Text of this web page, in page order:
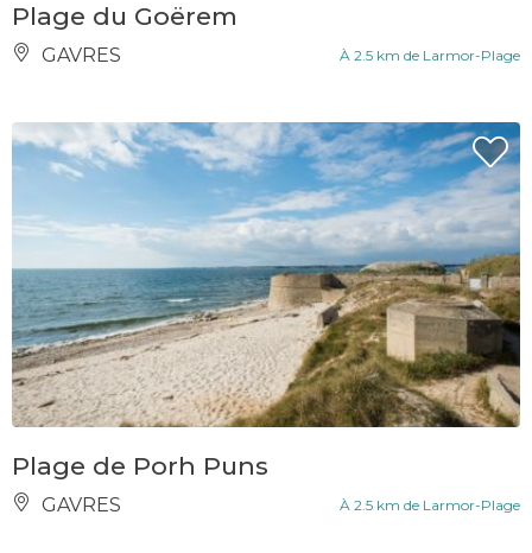
Plage du Goërem
GAVRES À 2.5 km de Larmor-Plage
Plage de Porh Puns
GAVRES À 2.5 km de Larmor-Plage